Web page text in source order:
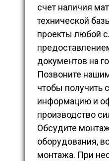
счет наличия
технической
проекты любой
документов на
Позвоните
чтобы получить
информацию и
производство
Обсудите
оборудования,
монтажа. При